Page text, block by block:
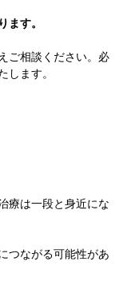
ます。
ご相談ください。必
します。
療は一段と身近にな
つながる可能性があ